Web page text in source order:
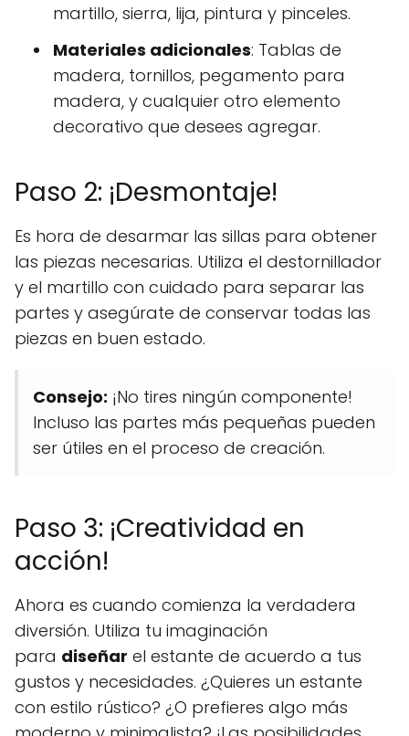
martillo, sierra, lija, pintura y pinceles.
Materiales adicionales: Tablas de
madera, tornillos, pegamento para
madera, y cualquier otro elemento
decorativo que desees agregar.
Paso 2: ¡Desmontaje!
Es hora de desarmar las sillas para obtener
las piezas necesarias. Utiliza el destornillador
y el martillo con cuidado para separar las
partes y asegúrate de conservar todas las
piezas en buen estado.
Consejo: ¡No tires ningún componente!
Incluso las partes más pequeñas pueden
ser útiles en el proceso de creación.
Paso 3: ¡Creatividad en
acción!
Ahora es cuando comienza la verdadera
diversión. Utiliza tu imaginación
para diseñar el estante de acuerdo a tus
gustos y necesidades. ¿Quieres un estante
con estilo rústico? ¿O prefieres algo más